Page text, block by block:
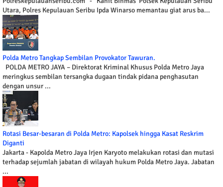
Utara, Polres Kepulauan Seribu Ipda Winarso memantau giat arus ba...
Polda Metro Tangkap Sembilan Provokator Tawuran.
POLDA METRO JAYA – Direktorat Kriminal Khusus Polda Metro Jaya
meringkus sembilan tersangka dugaan tindak pidana penghasutan
dengan unsur ...
Rotasi Besar-besaran di Polda Metro: Kapolsek hingga Kasat Reskrim
Diganti
Jakarta - Kapolda Metro Jaya Irjen Karyoto melakukan rotasi dan mutasi
terhadap sejumlah jabatan di wilayah hukum Polda Metro Jaya. Jabatan
...